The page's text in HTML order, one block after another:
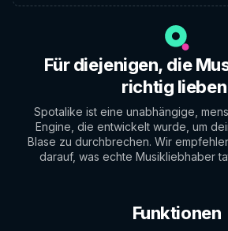
Für diejenigen, die
richtig
Spotalike ist eine unabhängige,
Engine, die entwickelt wurde, um
Blase zu durchbrechen. Wir
darauf, was echte Musikliebhaber
Funktionen